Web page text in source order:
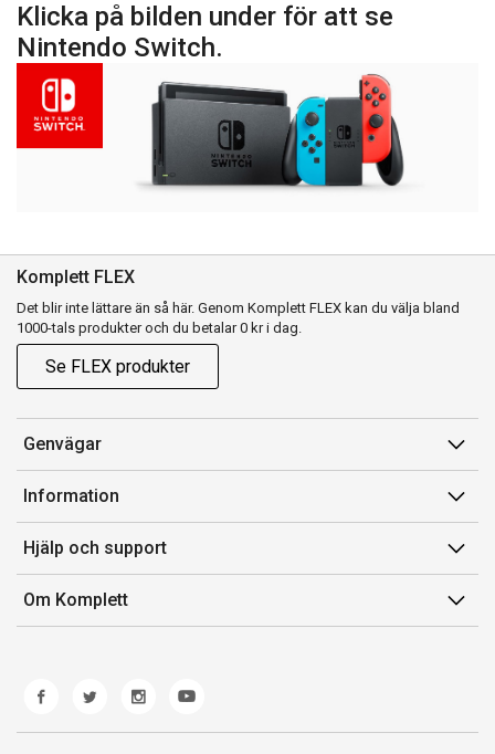
Klicka på bilden under för att se
Nintendo Switch.
Komplett FLEX
Det blir inte lättare än så här. Genom Komplett FLEX kan du välja bland
1000-tals produkter och du betalar 0 kr i dag.
Se FLEX produkter
Genvägar
Konto
Orderhistorik
Presentkort
Komplett Club
Information
Försäljningsvillkor
Medlemsvillkor for Komplett Club
Lediga tjänster
Hjälp och support
Kontakta oss
Kundservice
Produkthjälp och retur
Felsökning och guider
Om Komplett